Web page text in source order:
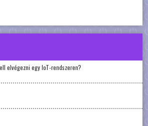
elvégezni egy IoT-rendszeren?